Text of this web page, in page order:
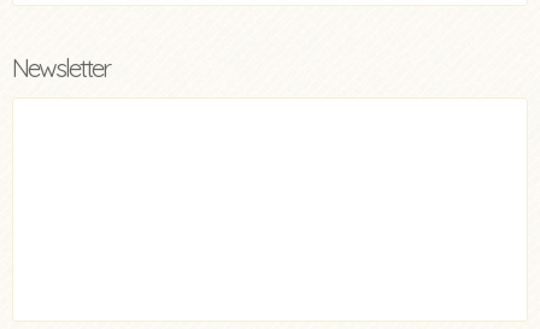
Newsletter